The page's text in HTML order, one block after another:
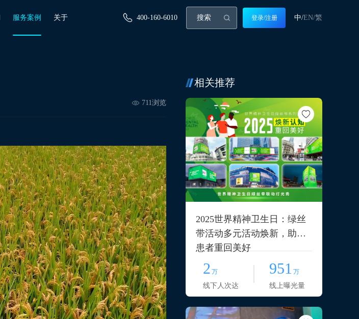
服务案例 关于 400-160-6010 登录/注册 中/EN/繁
711浏览
相关推荐
2025世界精神卫生日：绿丝
带活动多元活动焕新，助力
患者重回美好
2 万
线下人次达
951 万
线上曝光量